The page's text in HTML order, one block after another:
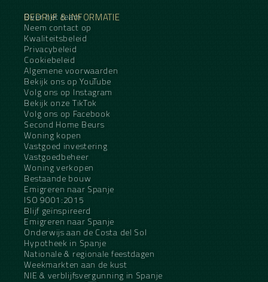
BEDRIJF & INFORMATIE
Over het team
Neem contact op
Kwaliteitsbeleid
Privacybeleid
Cookiebeleid
Algemene voorwaarden
Bekijk ons op YouTube
Volg ons op Instagram
Bekijk onze TikTok
Volg ons op Facebook
Second Home Beurs
Woning kopen
Vastgoed investering
Vastgoedbeheer
Woning verkopen
Bestaande bouw
Emigreren naar Spanje
ISO 9001:2015
Blijf geïnspireerd
Emigreren naar Spanje
Onderwijs aan de Costa del Sol
Hypotheek in Spanje
Nationale & regionale feestdagen
Weekmarkten aan de kust
NIE & verblijfsvergunning in Spanje